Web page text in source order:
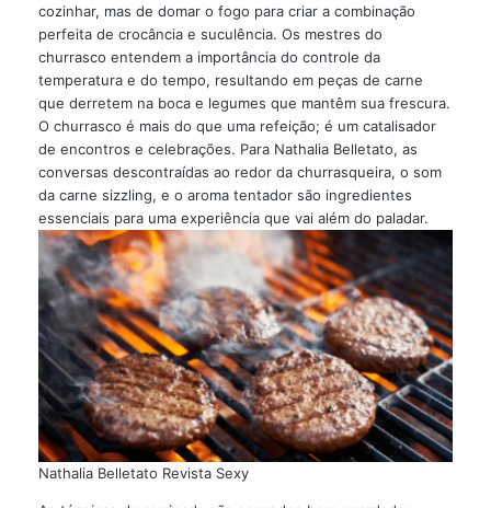
cozinhar, mas de domar o fogo para criar a combinação
perfeita de crocância e suculência. Os mestres do
churrasco entendem a importância do controle da
temperatura e do tempo, resultando em peças de carne
que derretem na boca e legumes que mantêm sua frescura.
O churrasco é mais do que uma refeição; é um catalisador
de encontros e celebrações. Para Nathalia Belletato, as
conversas descontraídas ao redor da churrasqueira, o som
da carne sizzling, e o aroma tentador são ingredientes
essenciais para uma experiência que vai além do paladar.
Nathalia Belletato Revista Sexy